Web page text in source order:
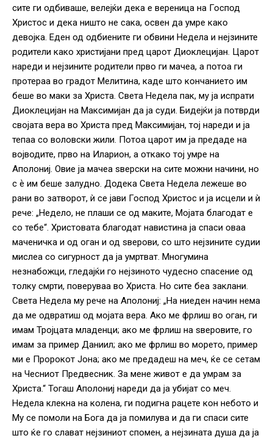
сите ги одбиваше, велејќи дека е вереница на Господ
Христос и дека ништо не сака, освен да умре како
девојка. Еден од одбиените ги обвини Недела и нејзините
родители како христијани пред царот Диоклецијан. Царот
нареди и нејзините родители прво ги мачеа, а потоа ги
протераа во градот Мелитина, каде што кончанието им
беше во маки за Христа. Света Недела пак, му ја испрати
Диоклецијан на Максимијан да ја суди. Бидејќи ја потврди
својата вера во Христа пред Максимијан, тој нареди и ја
тепаа со воловски жили. Потоа царот им ја предаде на
војводите, прво на Иларион, а откако тој умре на
Аполониј. Овие ја мачеа ѕверски на сите можни начини, но
с ѐ им беше залудно. Додека Света Недела лежеше во
рани во затворот, ѝ се јави Господ Христос и ја исцели и ѝ
рече: „Недело, не плаши се од маките, Мојата благодат е
со тебе“. Христовата благодат навистина ја спаси оваа
маченичка и од оган и од ѕверови, со што нејзините судии
мислеа со сигурност да ја умртват. Многумина
незнабожци, гледајќи го нејзиното чудесно спасение од
толку смрти, поверуваа во Христа. Но сите беа заклани.
Света Недела му рече на Аполониј: „На ниеден начин нема
да ме одвратиш од мојата вера. Ако ме фрлиш во оган, ги
имам Тројцата младенци; ако ме фрлиш на ѕверовите, го
имам за пример Даниил; ако ме фрлиш во морето, пример
ми е Пророкот Јона; ако ме предадеш на меч, ќе се сетам
на Чесниот Предвесник. За мене живот е да умрам за
Христа.“ Тогаш Аполониј нареди да ја убијат со меч.
Недела клекна на колена, ги подигна рацете кон небото и
Му се помоли на Бога да ја помилува и да ги спаси сите
што ќе го слават нејзиниот спомен, а нејзината душа да ја